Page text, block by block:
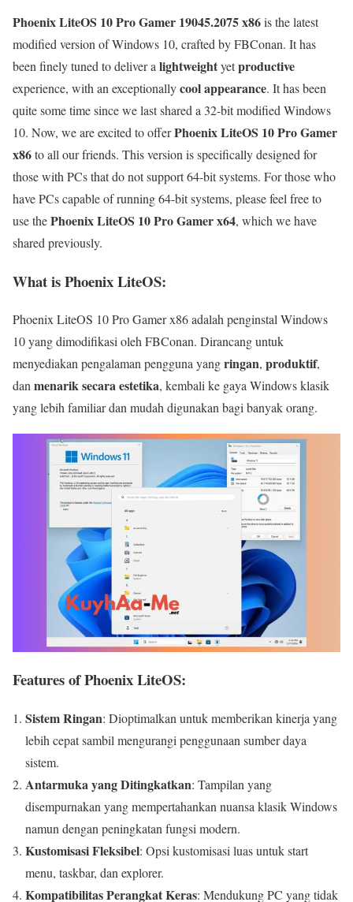
Phoenix LiteOS 10 Pro Gamer 19045.2075 x86is the latest
modified version of Windows 10, crafted by FBConan. It has
been finely tuned to deliver a lightweightyetproductive
experience, with an exceptionallycool appearance. It has been
quite some time since we last shared a 32-bit modified Windows
10. Now, we are excited to offerPhoenix LiteOS 10 Pro Gamer
x86to all our friends. This version is specifically designed for
those with PCs that do not support 64-bit systems. For those who
have PCs capable of running 64-bit systems, please feel free to
use thePhoenix LiteOS 10 Pro Gamer x64, which we have
shared previously.
What is Phoenix LiteOS:
Phoenix LiteOS 10 Pro Gamer x86 adalah penginstal Windows
10 yang dimodifikasi oleh FBConan. Dirancang untuk
menyediakan pengalaman pengguna yangringan, produktif,
danmenarik secara estetika, kembali ke gaya Windows klasik
yang lebih familiar dan mudah digunakan bagi banyak orang.
Features of Phoenix LiteOS:
Sistem Ringan: Dioptimalkan untuk memberikan kinerja yang
lebih cepat sambil mengurangi penggunaan sumber daya
sistem.
Antarmuka yang Ditingkatkan: Tampilan yang
disempurnakan yang mempertahankan nuansa klasik Windows
namun dengan peningkatan fungsi modern.
Kustomisasi Fleksibel: Opsi kustomisasi luas untuk start
menu, taskbar, dan explorer.
Kompatibilitas Perangkat Keras: Mendukung PC yang tidak